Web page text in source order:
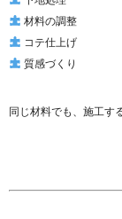
材料の調整
コテ仕上げ
質感づくり
同じ材料でも、施工す